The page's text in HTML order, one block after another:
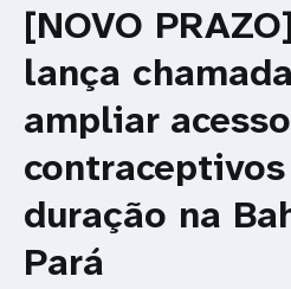
[NOVO
lança
ampliar
duração na
Pará